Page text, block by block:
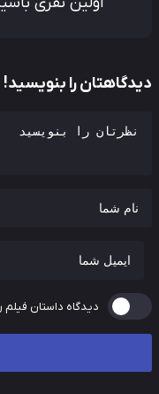
را بنویسید!
دیدگاه داستان فیلم را